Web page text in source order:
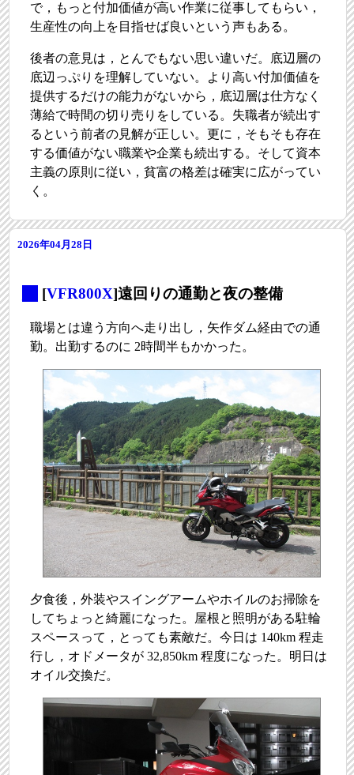
で，もっと付加価値が高い作業に従事してもらい，
生産性の向上を目指せば良いという声もある。
後者の意見は，とんでもない思い違いだ。底辺層の
底辺っぷりを理解していない。より高い付加価値を
提供するだけの能力がないから，底辺層は仕方なく
薄給で時間の切り売りをしている。失職者が続出す
るという前者の見解が正しい。更に，そもそも存在
する価値がない職業や企業も続出する。そして資本
主義の原則に従い，貧富の格差は確実に広がってい
く。
2026年04月28日
[VFR800X]遠回りの通勤と夜の整備
職場とは違う方向へ走り出し，矢作ダム経由での通
勤。出勤するのに 2時間半もかかった。
夕食後，外装やスイングアームやホイルのお掃除を
してちょっと綺麗になった。屋根と照明がある駐輪
スペースって，とっても素敵だ。今日は 140km 程走
行し，オドメータが 32,850km 程度になった。明日は
オイル交換だ。